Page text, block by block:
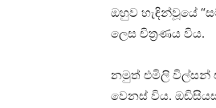
ඔහුව හැඳින්වූයේ
ලෙස චිත්‍රණය විය.
නමුත් එමිලි විල්සන්
වෙනස් විය.